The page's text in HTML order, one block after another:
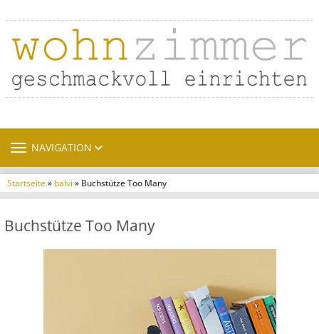
TOGGLE NAVIGATION
NAVIGATION
Startseite» balvi » Buchstütze Too Many
Buchstütze Too Many